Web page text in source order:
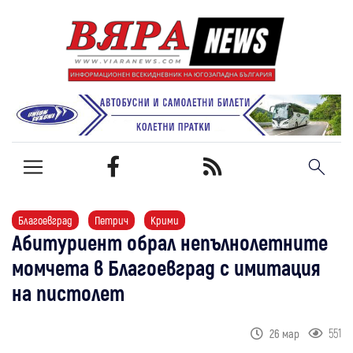
Благоевград Петрич Крими
Абитуриент обрал непълнолетните
момчета в Благоевград с имитация
на пистолет
26 мар 551